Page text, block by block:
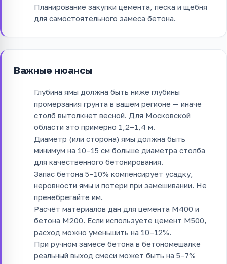
Планирование закупки цемента, песка и щебня
для самостоятельного замеса бетона.
Важные нюансы
Глубина ямы должна быть ниже глубины
промерзания грунта в вашем регионе — иначе
столб вытолкнет весной. Для Московской
области это примерно 1,2–1,4 м.
Диаметр (или сторона) ямы должна быть
минимум на 10–15 см больше диаметра столба
для качественного бетонирования.
Запас бетона 5–10% компенсирует усадку,
неровности ямы и потери при замешивании. Не
пренебрегайте им.
Расчёт материалов дан для цемента М400 и
бетона М200. Если используете цемент М500,
расход можно уменьшить на 10–12%.
При ручном замесе бетона в бетономешалке
реальный выход смеси может быть на 5–7%